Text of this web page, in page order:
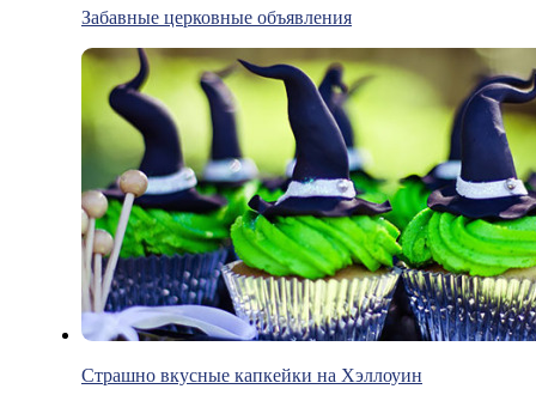
Забавные церковные объявления
Страшно вкусные капкейки на Хэллоуин